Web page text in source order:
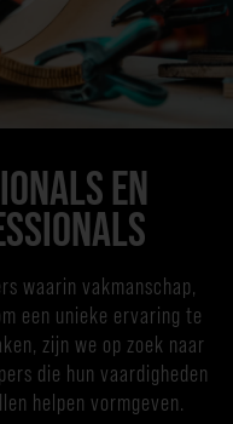
EN
waarin vakmanschap,
een unieke ervaring te
zijn we op zoek naar
die hun vaardigheden
helpen vormgeven.